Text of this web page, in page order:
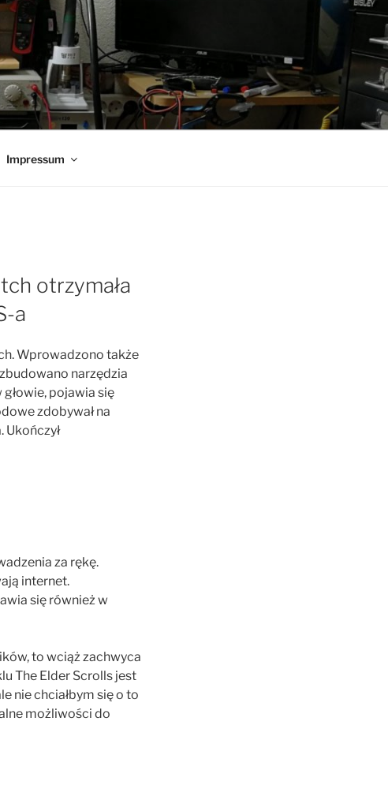
Impressum
otrzymała
a
Wprowadzono także
narzędzia
pojawia się
zdobywał na
Ukończył
za rękę.
internet.
się również w
to wciąż zachwyca
The Elder Scrolls jest
nie chciałbym się o to
możliwości do